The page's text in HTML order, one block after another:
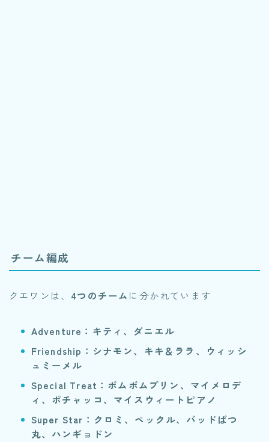
チーム編成
クエワンは、 4つのチーム に分かれています
Adventure：キティ、ダニエル
Friendship：シナモン、キキ＆ララ、ウィッシ
ュミーメル
Special Treat：ポムポムプリン、マイメロデ
ィ、ポチャッコ、マイスウィートピアノ
Super Star：クロミ、ペックル、バッドばつ
丸、ハンギョドン